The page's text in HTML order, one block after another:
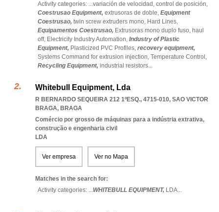
Activity categories: ...variación de velocidad, control de posición,
Coestrusao Equipment, extrusoras de doble, Equipment
Coestrusao, twin screw extruders mono, Hard Lines,
Equipamentos Coestrusao, Extrusoras mono duplo fuso, haul
off, Electricity Industry Automation, Industry of Plastic
Equipment, Plasticized PVC Profiles, recovery equipment,
Systems Command for extrusion injection, Temperature Control,
Recycling Equipment, industrial resistors...
Whitebull Equipment, Lda
R BERNARDO SEQUEIRA 212 1ºESQ., 4715-010, SAO VICTOR
BRAGA, BRAGA
Comércio por grosso de máquinas para a indústria extrativa,
construção e engenharia civil
LDA
Ver empresa Ver no Mapa
Matches in the search for:
Activity categories: ...WHITEBULL EQUIPMENT, LDA...